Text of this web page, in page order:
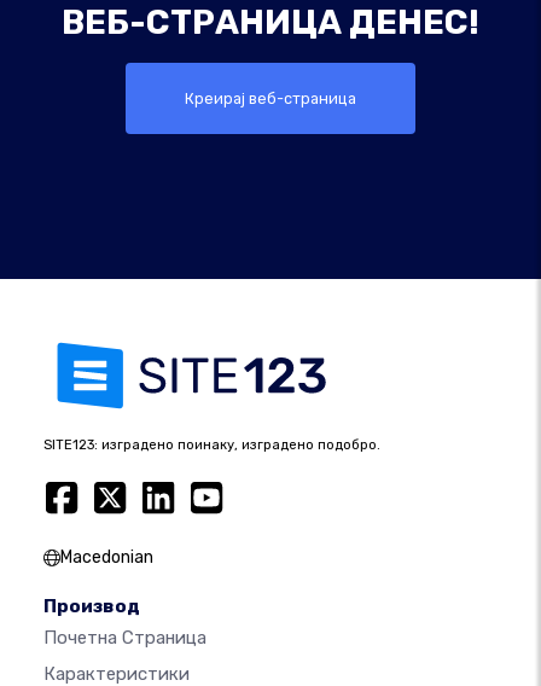
ВЕБ-СТРАНИЦА ДЕНЕС!
Креирај веб-страница
SITE123: изградено поинаку, изградено подобро.
Macedonian
Производ
Почетна Страница
Карактеристики